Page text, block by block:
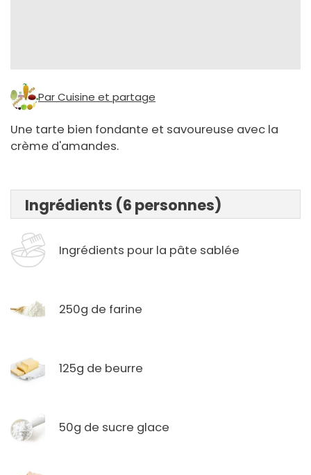
Par Cuisine et partage
Une tarte bien fondante et savoureuse avec la
crème d'amandes.
Ingrédients (6 personnes)
Ingrédients pour la pâte sablée
250g de farine
125g de beurre
50g de sucre glace